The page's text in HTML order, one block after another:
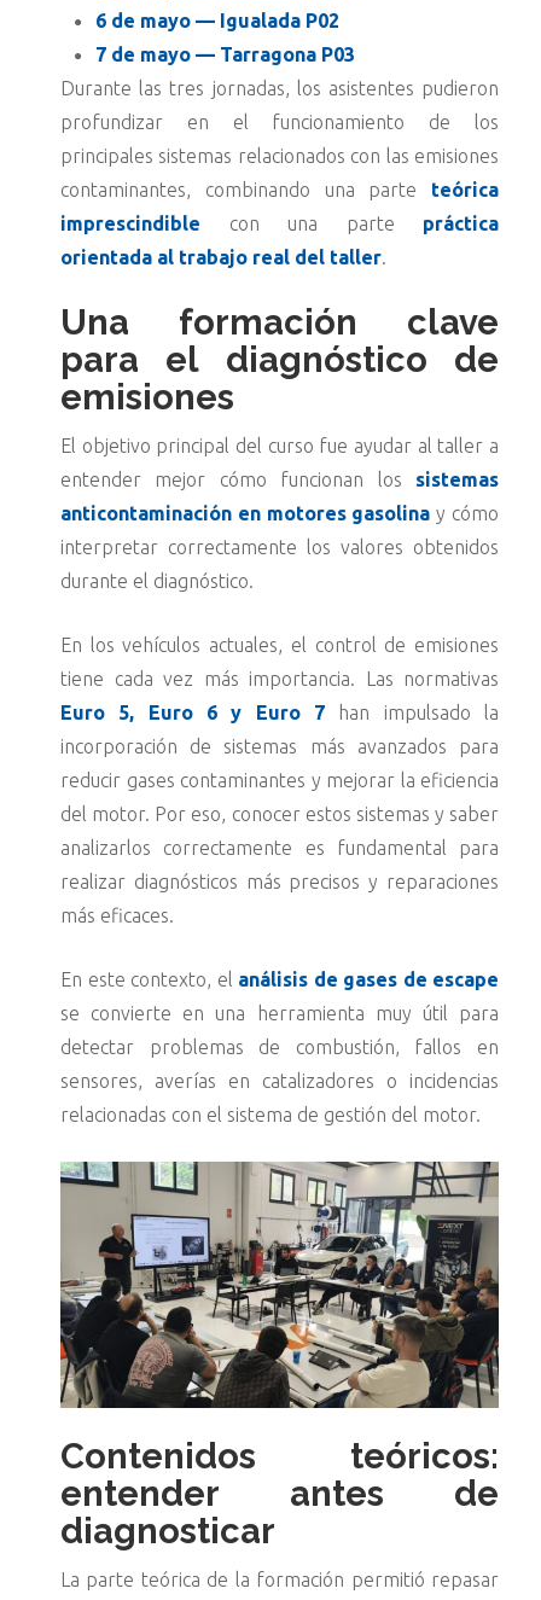
6 de mayo — Igualada P02
7 de mayo — Tarragona P03
Durante las tres jornadas, los asistentes pudieron
profundizar en el funcionamiento de los
principales sistemas relacionados con las emisiones
contaminantes, combinando una parte teórica
imprescindible con una parte práctica
orientada al trabajo real del taller.
Una formación clave
para el diagnóstico de
emisiones
El objetivo principal del curso fue ayudar al taller a
entender mejor cómo funcionan los sistemas
anticontaminación en motores gasolina y cómo
interpretar correctamente los valores obtenidos
durante el diagnóstico.
En los vehículos actuales, el control de emisiones
tiene cada vez más importancia. Las normativas
Euro 5, Euro 6 y Euro 7 han impulsado la
incorporación de sistemas más avanzados para
reducir gases contaminantes y mejorar la eficiencia
del motor. Por eso, conocer estos sistemas y saber
analizarlos correctamente es fundamental para
realizar diagnósticos más precisos y reparaciones
más eficaces.
En este contexto, el análisis de gases de escape
se convierte en una herramienta muy útil para
detectar problemas de combustión, fallos en
sensores, averías en catalizadores o incidencias
relacionadas con el sistema de gestión del motor.
Contenidos teóricos:
entender antes de
diagnosticar
La parte teórica de la formación permitió repasar